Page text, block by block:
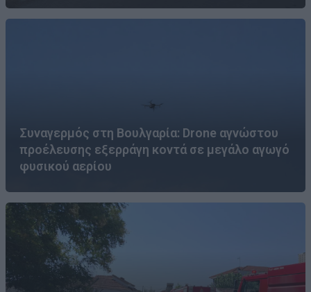
Συναγερμός στη Βουλγαρία: Drone αγνώστου
προέλευσης εξερράγη κοντά σε μεγάλο αγωγό
φυσικού αερίου